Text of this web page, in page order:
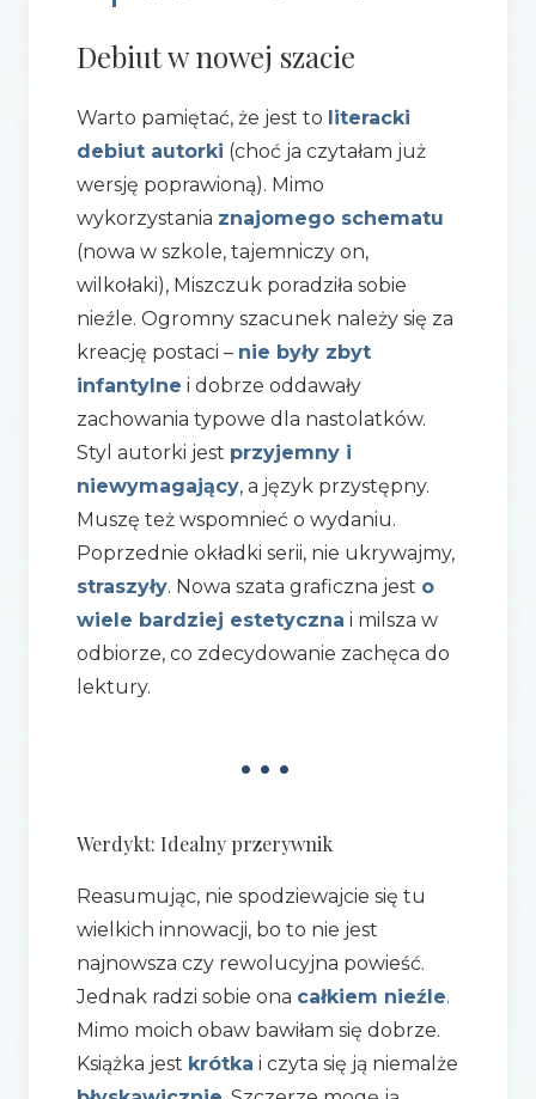
Debiut w nowej szacie
Warto pamiętać, że jest to literacki
debiut autorki (choć ja czytałam już
wersję poprawioną). Mimo
wykorzystania znajomego schematu
(nowa w szkole, tajemniczy on,
wilkołaki), Miszczuk poradziła sobie
nieźle. Ogromny szacunek należy się za
kreację postaci – nie były zbyt
infantylne i dobrze oddawały
zachowania typowe dla nastolatków.
Styl autorki jest przyjemny i
niewymagający, a język przystępny.
Muszę też wspomnieć o wydaniu.
Poprzednie okładki serii, nie ukrywajmy,
straszyły. Nowa szata graficzna jest o
wiele bardziej estetyczna i milsza w
odbiorze, co zdecydowanie zachęca do
lektury.
•••
Werdykt: Idealny przerywnik
Reasumując, nie spodziewajcie się tu
wielkich innowacji, bo to nie jest
najnowsza czy rewolucyjna powieść.
Jednak radzi sobie ona całkiem nieźle.
Mimo moich obaw bawiłam się dobrze.
Książka jest krótka i czyta się ją niemalże